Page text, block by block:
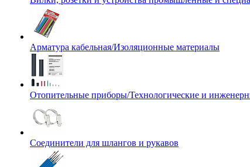
Арматура кабельная/Изоляционные материалы
Отопительные приборы/Технологические и
Соединители для шлангов и рукавов